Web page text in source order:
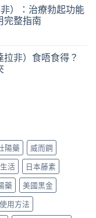
）：治療勃起功能
完整指南
非）食唔食得？
陽藥
威而鋼
活
日本藤素
藥
美國黑金
用方法